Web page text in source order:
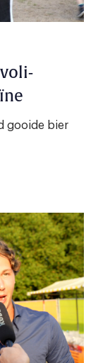
gooide bier